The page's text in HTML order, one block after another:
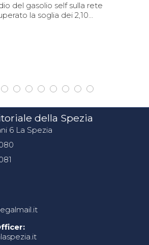
del gasolio self sulla rete
la soglia dei 2,10...
della Spezia
6 La Spezia